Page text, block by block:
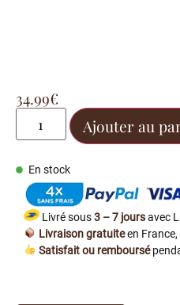
34.99€
Ajouter au
En stock
Livré sous3 – 7 joursavec
Livraison gratuiteen France,
Satisfait ou remboursé